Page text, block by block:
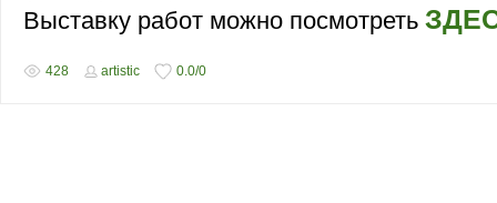
Выставку работ можно посмотреть
428 artistic 0.0/0